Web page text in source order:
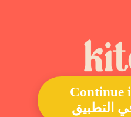
Continue
التطبيق